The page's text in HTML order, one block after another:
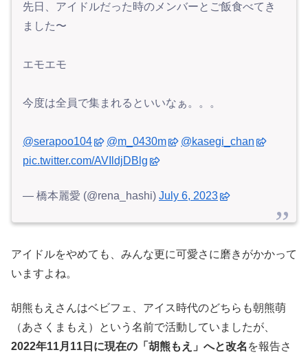
先日、アイドルだった時のメンバーとご飯食べてき
ました〜
エモエモ
今度は全員で集まれるといいなぁ。。。
@serapoo104 @m_0430m
@kasegi_chan
pic.twitter.com/AVIldjDBlg
— 橋本麗愛 (@rena_hashi) July 6, 2023
アイドルをやめても、みんな更に可愛さに磨きがかかって
いますよね。
胡熊もえさんはベビフェ、アイス時代のどちらも朝熊萌
（あさくまもえ）という名前で活動していましたが、
2022年11月11日に現在の「胡熊もえ」へと改名 を報告さ